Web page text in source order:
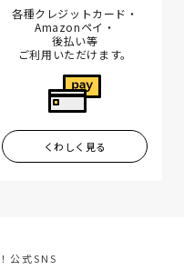
各種クレジットカード・
Amazonペイ・
後払い等
ご利用いただけます。
くわしく見る
公式SNS